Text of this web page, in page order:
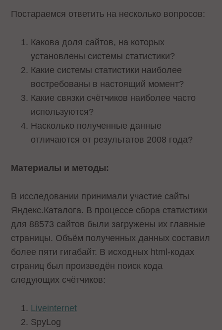
Постараемся ответить на несколько вопросов:
Какова доля сайтов, на которых
установлены системы статистики?
Какие системы статистики наиболее
востребованы в настоящий момент?
Какие связки счётчиков наиболее часто
используются?
Насколько полученные данные
отличаются от результатов 2008 года?
Материалы и методы:
В исследовании принимали участие сайты
Яндекс.Каталога. В процессе сбора статистики
для 88573 сайтов были загружены их главные
страницы. Объём полученных данных составил
более пяти гигабайт. В исходных html-кодах
страниц был произведён поиск кода
следующих счётчиков:
Liveinternet
SpyLog